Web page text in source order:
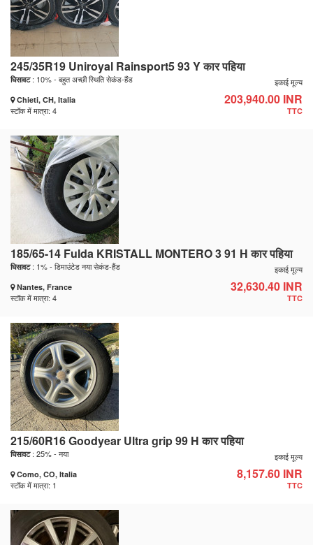
245/35R19 Uniroyal Rainsport5 93 Y कार पहिया
घिसावट: 10% - बहुत अच्छी स्थिति सेकंड-हैंड
Chieti, CH, Italia
स्टॉक में मात्रा: 4
इकाई मूल्य
203,940.00 INR
TTC
185/65-14 Fulda KRISTALL MONTERO 3 91 H कार पहिया
घिसावट: 1% - डिमाउंटेड नया सेकंड-हैंड
Nantes, France
स्टॉक में मात्रा: 4
इकाई मूल्य
32,630.40 INR
TTC
215/60R16 Goodyear Ultra grip 99 H कार पहिया
घिसावट: 25% - नया
Como, CO, Italia
स्टॉक में मात्रा: 1
इकाई मूल्य
8,157.60 INR
TTC